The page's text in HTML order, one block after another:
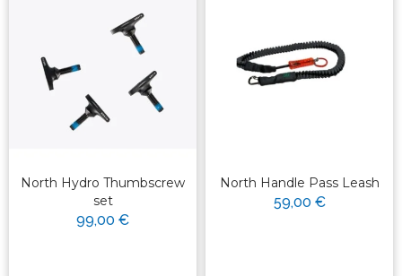
North Hydro Thumbscrew
set
99,00 €
North Handle Pass Leash
59,00 €